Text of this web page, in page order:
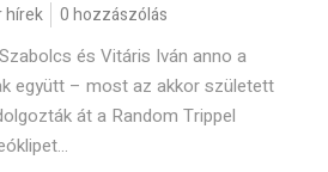
hírek 0 hozzászólás
és Vitáris Iván anno a
együtt – most az akkor született
át a Random Trippel